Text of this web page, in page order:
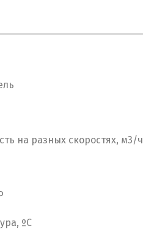
на разных скоростях, м3/ч
ºС